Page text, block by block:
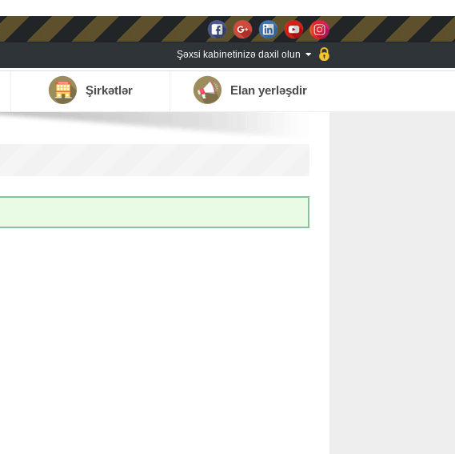
Şəxsi kabinetinizə daxil olun
Şirkətlər Elan yerləşdir